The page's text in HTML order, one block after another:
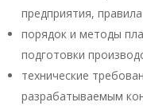
предприятия,
порядок и методы
подготовки
технические
разрабатываемым